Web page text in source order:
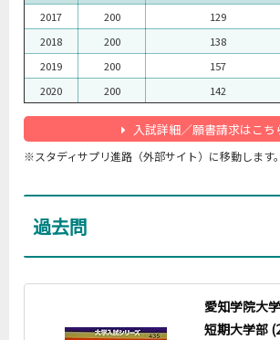
2017
200 129
2018
200 138
2019
200 157
2020
200 142
入試詳細／願書請求はこち
※スタディサプリ進路（外部サイト）に移動します。
過去問
愛知学院大
短期大学部